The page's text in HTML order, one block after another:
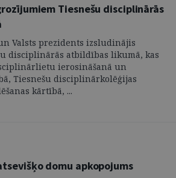
Tiesnešu disciplinārās
Valsts prezidents izsludinājis
disciplinārās atbildības likumā, kas
ierosināšanā un
Tiesnešu disciplinārkolēģijas
kārtībā, ...
domu apkopojums